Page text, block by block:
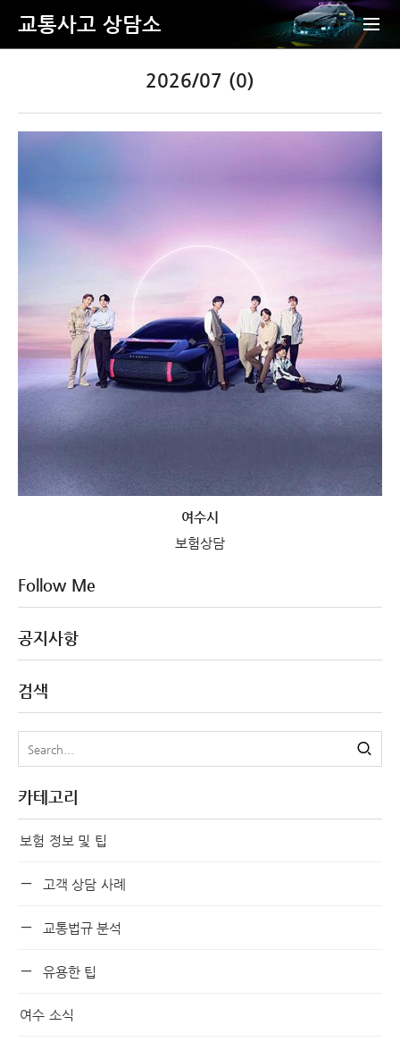
교통사고 상담소
2026/07 (0)
여수시
보험상담
Follow Me
공지사항
검색
카테고리
보험 정보 및 팁
고객 상담 사례
교통법규 분석
유용한 팁
여수 소식